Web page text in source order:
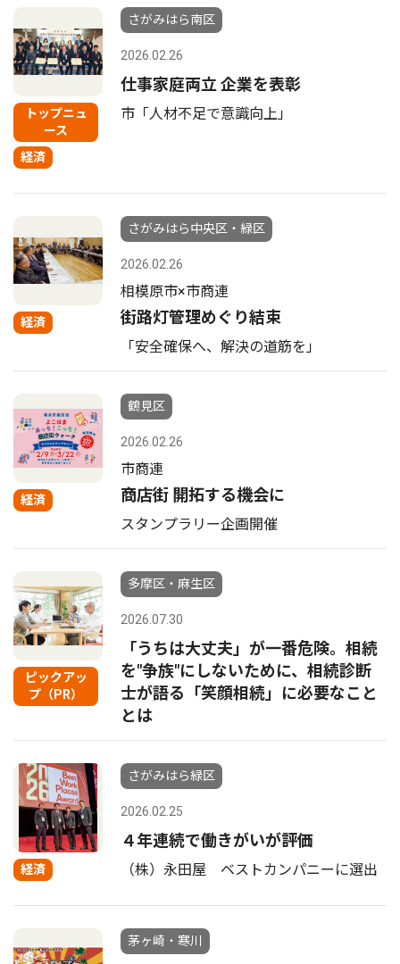
トップニュ
ース
経済
さがみはら南区
2026.02.26
仕事家庭両立 企業を表彰
市「人材不足で意識向上」
経済
さがみはら中央区・緑区
2026.02.26
相模原市×市商連
街路灯管理めぐり結束
「安全確保へ、解決の道筋を」
経済
鶴見区
2026.02.26
市商連
商店街 開拓する機会に
スタンプラリー企画開催
ピックアッ
プ（PR）
多摩区・麻生区
2026.07.30
「うちは大丈夫」が一番危険。相続
を"争族"にしないために、相続診断
士が語る「笑顔相続」に必要なこと
とは
経済
さがみはら緑区
2026.02.25
４年連続で働きがいが評価
（株）永田屋 ベストカンパニーに選出
茅ヶ崎・寒川